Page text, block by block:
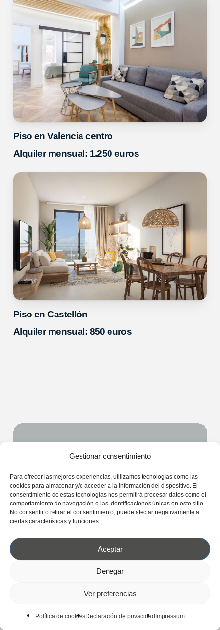
Gestionar consentimiento
Para ofrecer las mejores experiencias, utilizamos tecnologías como las
cookies para almacenar y/o acceder a la información del dispositivo. El
consentimiento de estas tecnologías nos permitirá procesar datos como el
comportamiento de navegación o las identificaciones únicas en este sitio.
No consentir o retirar el consentimiento, puede afectar negativamente a
ciertas características y funciones.
Aceptar
Denegar
Ver preferencias
Política de cookiesDeclaración de privacidad Impressum
Piso en Valencia centro
Alquiler mensual: 1.250 euros
Piso en Castellón
Alquiler mensual: 850 euros
NUESTRO PROCESO
DE INVERSIÓN
SIMPLIFICADO
Tendremos una reunión personal contigo para